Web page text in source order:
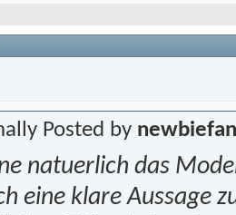
Posted by newbiefan
natuerlich das
eine klare Aussage